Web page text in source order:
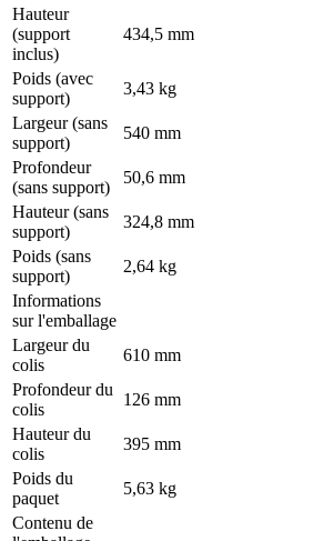
Hauteur
(support
inclus)
434,5 mm
Poids (avec
support)
3,43 kg
Largeur (sans
support)
540 mm
Profondeur
(sans support)
50,6 mm
Hauteur (sans
support)
324,8 mm
Poids (sans
support)
2,64 kg
Informations
sur l'emballage
Largeur du
colis
610 mm
Profondeur du
colis
126 mm
Hauteur du
colis
395 mm
Poids du
paquet
5,63 kg
Contenu de